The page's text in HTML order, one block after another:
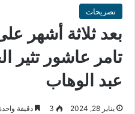
تصريحات
بعد ثلاثة أشهر
تامر عاشور تثير
عبد الوهاب
يناير 28, 2024 3 دقيقة